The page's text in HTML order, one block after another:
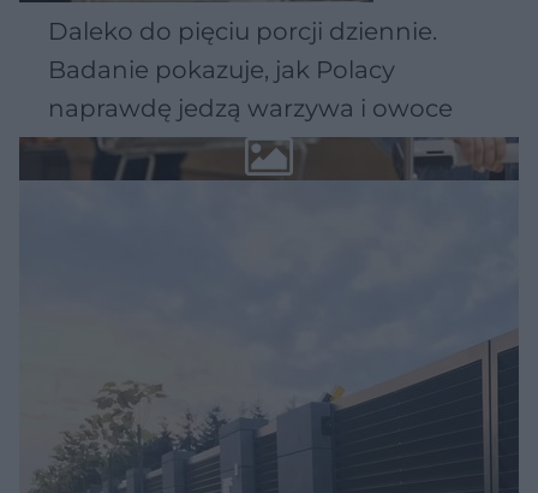
Daleko do pięciu porcji dziennie.
Badanie pokazuje, jak Polacy
naprawdę jedzą warzywa i owoce